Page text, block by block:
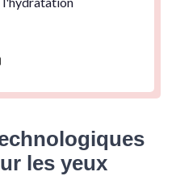
les yeux